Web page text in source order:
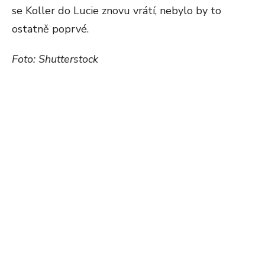
se Koller do Lucie znovu vrátí, nebylo by to
ostatně poprvé.
Foto: Shutterstock